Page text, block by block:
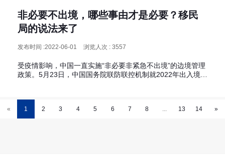
非必要不出境，哪些事由才是必要？移民
局的说法来了
发布时间 :2022-06-01 浏览人次 : 3557
受疫情影响，中国一直实施“非必要非紧急不出境”的边境管理
政策。5月23日，中国国务院联防联控机制就2022年出入境管
« 1 2 3 4 5 6 7 8 ... 13 14 »